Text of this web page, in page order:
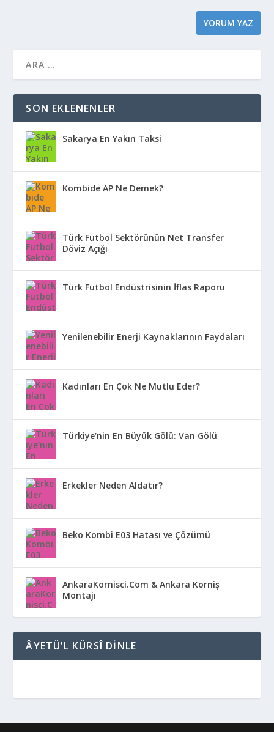
SON EKLENENLER
Sakarya En Yakın Taksi
Kombide AP Ne Demek?
Türk Futbol Sektörünün Net Transfer
Döviz Açığı
Türk Futbol Endüstrisinin İflas Raporu
Yenilenebilir Enerji Kaynaklarının Faydaları
Kadınları En Çok Ne Mutlu Eder?
Türkiye’nin En Büyük Gölü: Van Gölü
Erkekler Neden Aldatır?
Beko Kombi E03 Hatası ve Çözümü
AnkaraKornisci.Com & Ankara Korniş
Montajı
ÂYETÜ’L KÜRSÎ DINLE